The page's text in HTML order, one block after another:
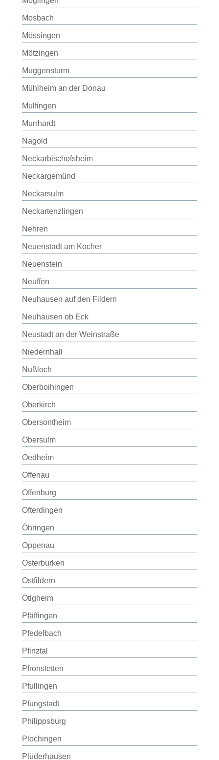
Mosbach
Mössingen
Mötzingen
Muggensturm
Mühlheim an der Donau
Mulfingen
Murrhardt
Nagold
Neckarbischofsheim
Neckargemünd
Neckarsulm
Neckartenzlingen
Nehren
Neuenstadt am Kocher
Neuenstein
Neuffen
Neuhausen auf den Fildern
Neuhausen ob Eck
Neustadt an der Weinstraße
Niedernhall
Nußloch
Oberboihingen
Oberkirch
Obersontheim
Obersulm
Oedheim
Offenau
Offenburg
Ofterdingen
Öhringen
Oppenau
Osterburken
Ostfildern
Ötigheim
Pfäffingen
Pfedelbach
Pfinztal
Pfronstetten
Pfullingen
Pfungstadt
Philippsburg
Plochingen
Plüderhausen